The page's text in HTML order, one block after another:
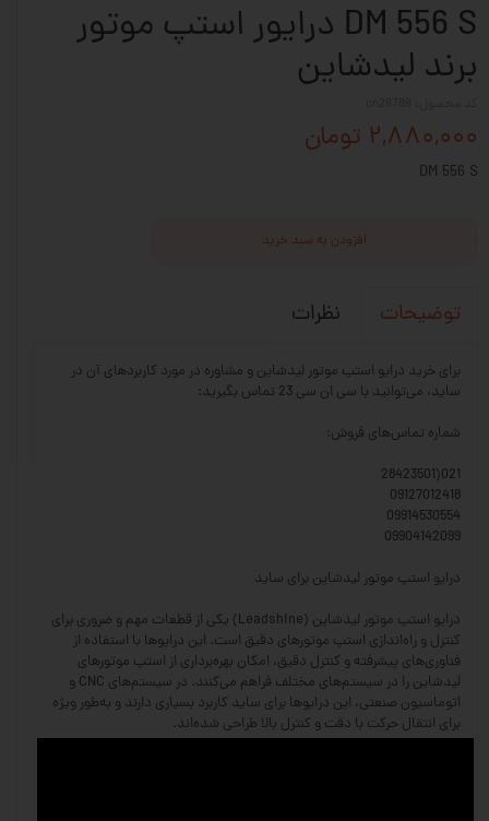
DM 556 S درایور استپ موتور
برند لیدشاین
۲,۸۸۰,۰۰۰ تومان
DM 556 S
افزودن به سبد خرید
توضیحات نظرات
برای خرید درایو استپ موتور لیدشاین و مشاوره در مورد کاربردهای آن در
ساید، می‌توانید با سی ان سی 23 تماس بگیرید:
شماره تماس‌های فروش:
021(28423501
09127012418
09914530554
09904142099
درایو استپ موتور لیدشاین برای ساید
درایو استپ موتور لیدشاین (Leadshine) یکی از قطعات مهم و ضروری برای
کنترل و راه‌اندازی استپ موتورهای دقیق است. این درایوها با استفاده از
فناوری‌های پیشرفته و کنترل دقیق، امکان بهره‌برداری از استپ موتورهای
لیدشاین را در سیستم‌های مختلف فراهم می‌کنند. در سیستم‌های CNC و
اتوماسیون صنعتی، این درایوها برای ساید کاربرد بسیاری دارند و به‌طور ویژه
برای انتقال حرکت با دقت و کنترل بالا طراحی شده‌اند.